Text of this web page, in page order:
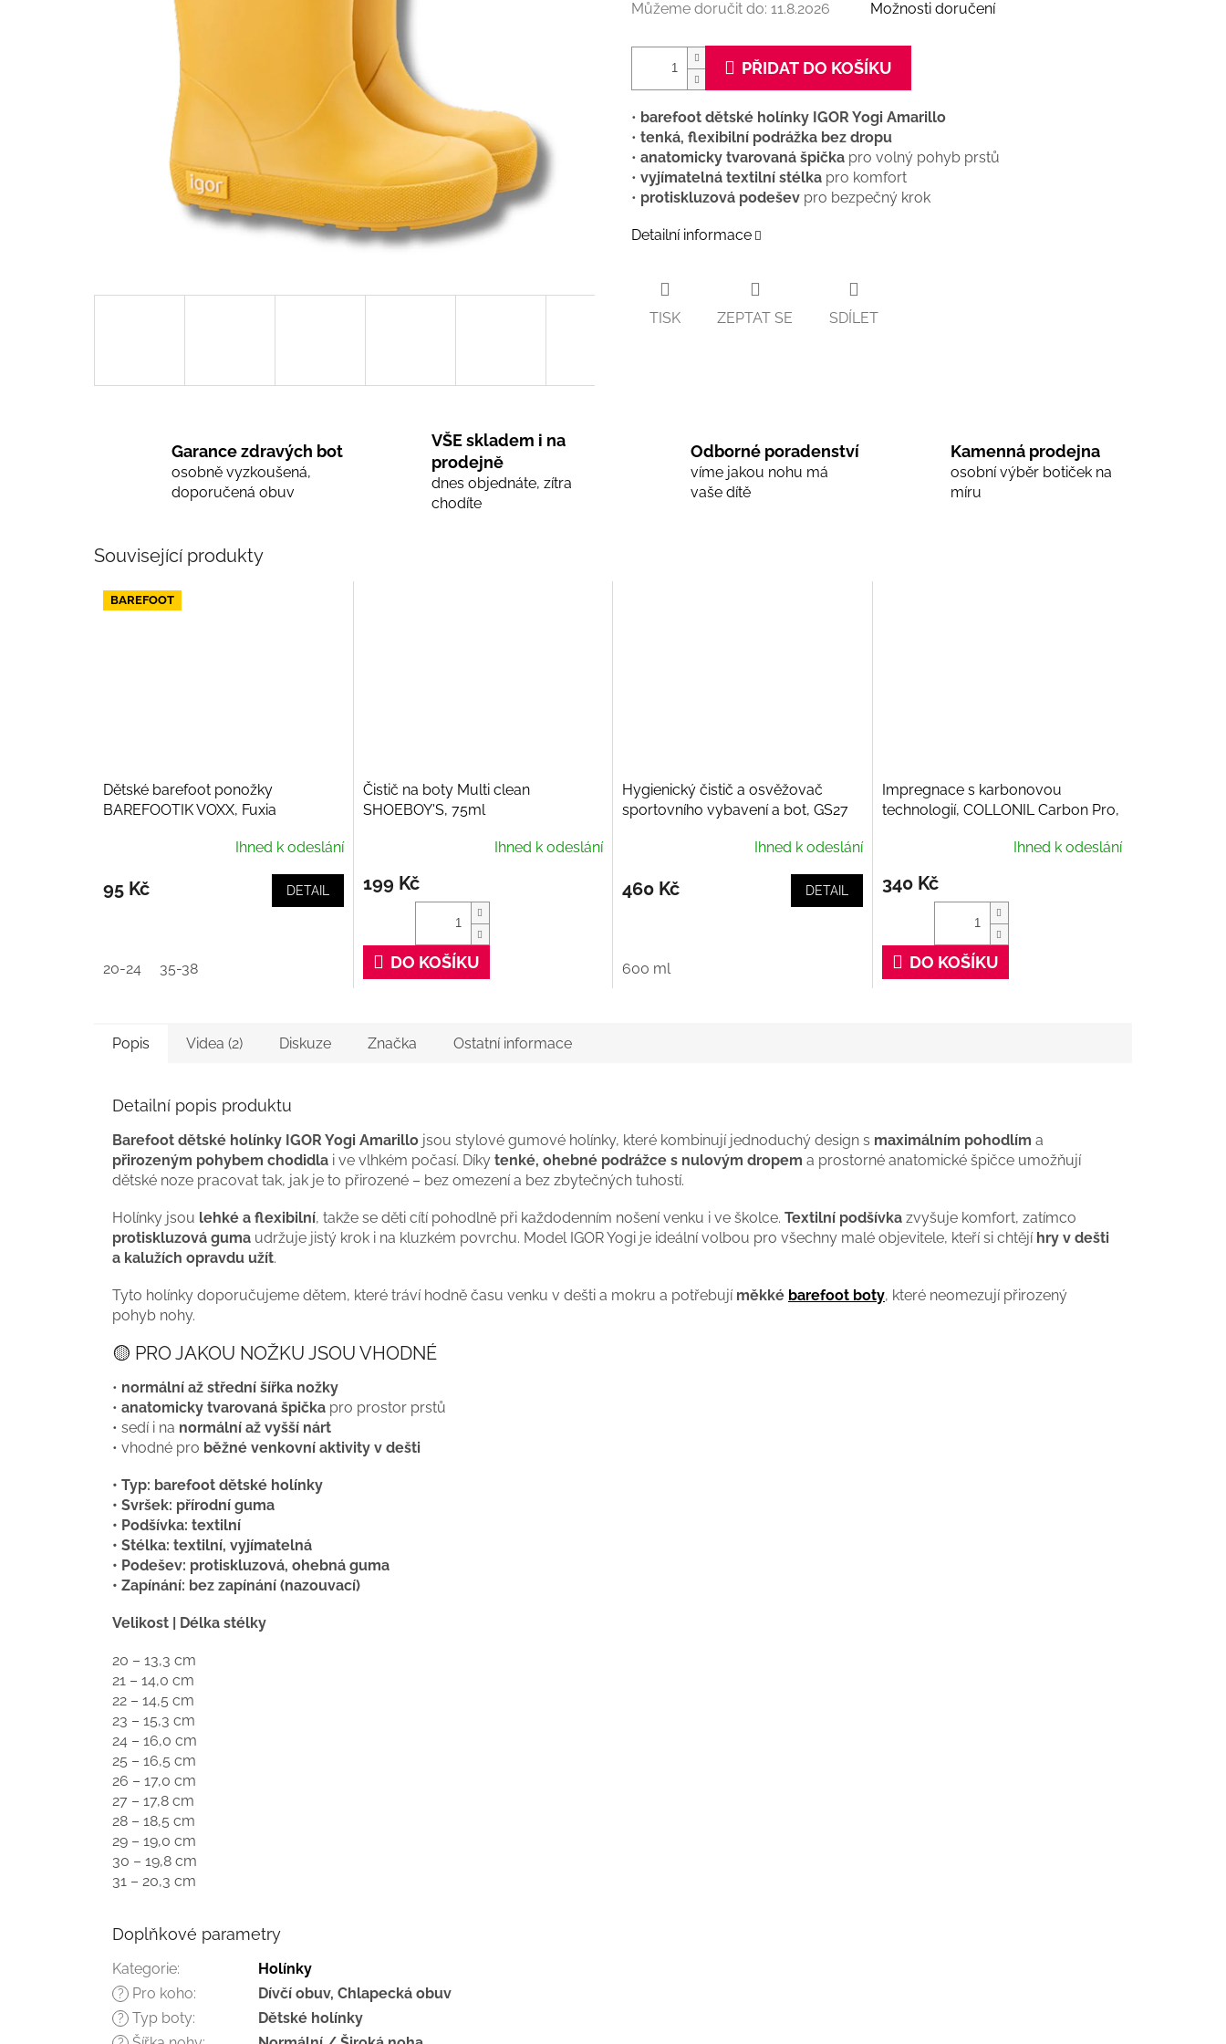
Můžeme doručit do: 11.8.2026 Možnosti doručení
PŘIDAT DO KOŠÍKU
• barefoot dětské holínky IGOR Yogi Amarillo
• tenká, flexibilní podrážka bez dropu
• anatomicky tvarovaná špička pro volný pohyb prstů
• vyjímatelná textilní stélka pro komfort
• protiskluzová podešev pro bezpečný krok
Detailní informace
TISK ZEPTAT SE SDÍLET
Garance zdravých bot
osobně vyzkoušená,
doporučená obuv
VŠE skladem i na
prodejně
dnes objednáte, zítra
chodíte
Odborné poradenství
víme jakou nohu má
vaše dítě
Kamenná prodejna
osobní výběr botiček na
míru
Související produkty
BAREFOOT
Dětské barefoot ponožky
BAREFOOTIK VOXX, Fuxia
Ihned k odeslání
95 Kč DETAIL
20-24 35-38
Čistič na boty Multi clean
SHOEBOY'S, 75ml
Ihned k odeslání
199 Kč
DO KOŠÍKU
Hygienický čistič a osvěžovač
sportovního vybavení a bot, GS27
Ihned k odeslání
460 Kč DETAIL
600 ml
Impregnace s karbonovou
technologií, COLLONIL Carbon Pro,
Ihned k odeslání
340 Kč
DO KOŠÍKU
Popis Videa (2) Diskuze Značka Ostatní informace
Detailní popis produktu
Barefoot dětské holínky IGOR Yogi Amarillo jsou stylové gumové holínky, které kombinují jednoduchý design s maximálním pohodlím a
přirozeným pohybem chodidla i ve vlhkém počasí. Díky tenké, ohebné podrážce s nulovým dropem a prostorné anatomické špičce umožňují
dětské noze pracovat tak, jak je to přirozené – bez omezení a bez zbytečných tuhostí.
Holínky jsou lehké a flexibilní, takže se děti cítí pohodlně při každodenním nošení venku i ve školce. Textilní podšívka zvyšuje komfort, zatímco
protiskluzová guma udržuje jistý krok i na kluzkém povrchu. Model IGOR Yogi je ideální volbou pro všechny malé objevitele, kteří si chtějí hry v dešti
a kalužích opravdu užít.
Tyto holínky doporučujeme dětem, které tráví hodně času venku v dešti a mokru a potřebují měkké barefoot boty, které neomezují přirozený
pohyb nohy.
🟡 PRO JAKOU NOŽKU JSOU VHODNÉ
• normální až střední šířka nožky
• anatomicky tvarovaná špička pro prostor prstů
• sedí i na normální až vyšší nárt
• vhodné pro běžné venkovní aktivity v dešti
• Typ: barefoot dětské holínky
• Svršek: přírodní guma
• Podšívka: textilní
• Stélka: textilní, vyjímatelná
• Podešev: protiskluzová, ohebná guma
• Zapínání: bez zapínání (nazouvací)
Velikost | Délka stélky
20 – 13,3 cm
21 – 14,0 cm
22 – 14,5 cm
23 – 15,3 cm
24 – 16,0 cm
25 – 16,5 cm
26 – 17,0 cm
27 – 17,8 cm
28 – 18,5 cm
29 – 19,0 cm
30 – 19,8 cm
31 – 20,3 cm
Doplňkové parametry
Kategorie: Holínky
? Pro koho: Dívčí obuv, Chlapecká obuv
? Typ boty: Dětské holínky